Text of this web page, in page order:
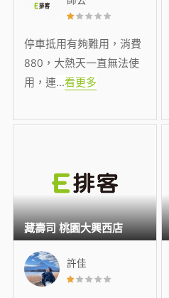
停車抵用有夠難用，消費
880，大熱天一直無法使
用，連...看更多
許佳
藏壽司 桃園大興西店